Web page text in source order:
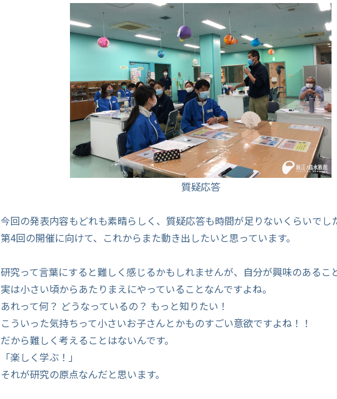
質疑応答
今回の発表内容もどれも素晴らしく、質疑応答も時間が足りないくらいでし
第4回の開催に向けて、これからまた動き出したいと思っています。
研究って言葉にすると難しく感じるかもしれませんが、自分が興味のあるこ
実は小さい頃からあたりまえにやっていることなんですよね。
あれって何？ どうなっているの？ もっと知りたい！
こういった気持ちって小さいお子さんとかものすごい意欲ですよね！！
だから難しく考えることはないんです。
「楽しく学ぶ！」
それが研究の原点なんだと思います。